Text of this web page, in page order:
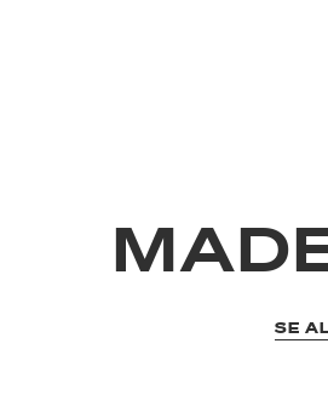
SE